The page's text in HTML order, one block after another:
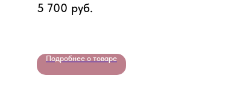
5 700 руб.
Подробнее о товаре